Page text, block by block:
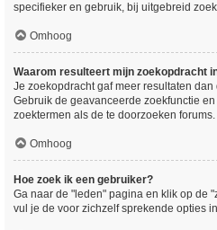
specifieker en gebruik, bij uitgebreid
Omhoog
Waarom resulteert mijn zoekopdracht
Je zoekopdracht gaf meer resultaten
Gebruik de geavanceerde zoekfunctie
zoektermen als de te doorzoeken forums.
Omhoog
Hoe zoek ik een gebruiker?
Ga naar de "leden" pagina en klik op de
vul je de voor zichzelf sprekende opties